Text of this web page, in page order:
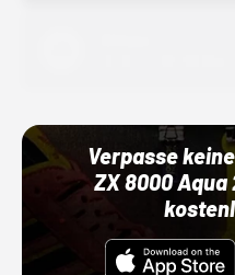
Verpasse
ZX 8000